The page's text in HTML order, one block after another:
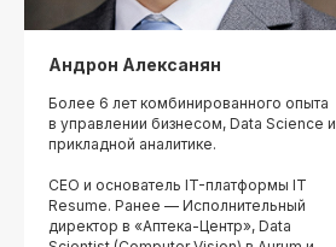
Андрон Алексанян
Более 6 лет комбинированного опыта
в управлении бизнесом, Data Science и
прикладной аналитике.
CEO и основатель IT-платформы IT
Resume. Ранее — Исполнительный
директор в «Аптека-Центр», Data